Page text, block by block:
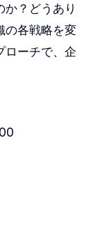
？どうあり
の各戦略を変
ローチで、企